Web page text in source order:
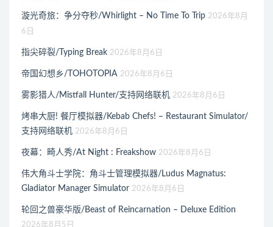
漩光奇旅：争分夺秒/Whirlight – No Time To Trip 2026年8月
6日
指尖碎裂/Typing Break 2026年8月6日
帝国幻想乡/TOHOTOPIA 2026年8月6日
雾影猎人/Mistfall Hunter/支持网络联机 2026年8月6日
烤串大厨! 餐厅模拟器/Kebab Chefs! – Restaurant Simulator/
支持网络联机 2026年8月6日
夜幕：畸人秀/At Night : Freakshow 2026年8月6日
伟大角斗士学院：角斗士管理模拟器/Ludus Magnatus:
Gladiator Manager Simulator 2026年8月6日
轮回之兽豪华版/Beast of Reincarnation – Deluxe Edition
2026年8月5日